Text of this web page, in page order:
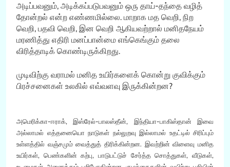
அடிப்பவனும், அடிக்கப்படுபவனும் ஒரு தாய்-தந்தை வழித்
தோன்றல் என்ற எண்ணமில்லை. மாறாக மத வெறி, நிற
வெறி, பதவி வெறி, இன வெறி ஆகியவற்றால் மனிதநேயம்
மரணித்து எதிரி மனப்பான்மை எங்கெங்கும் தலை
விரித்தாடிக் கொண்டிருக்கிறது.
முடிவிற்கு வராமல் மனித உயிர்களைக் கொன்று குவிக்கும்
பிரச்சனைகள் உலகில் எவ்வளவு இருக்கின்றன?
அமெரிக்கா-ஈராக், இஸ்ரேல்-பாலஸ்தீன், இந்தியா-பாகிஸ்தான் இவை
அல்லாமல் எத்தனையொ நாடுகள் நல்லுறவு இல்லாமல் உதட்டில் சிரிப்பும்
உள்ளத்தில் வஞ்சமும் வைத்துத் திரிக்கின்றன. இவற்றின் விளைவு மனித
உயிர்கள், பெண்களின் கற்பு, பாடுபட்டுச் சேர்த்த சொத்துகள், வீடுகள்,